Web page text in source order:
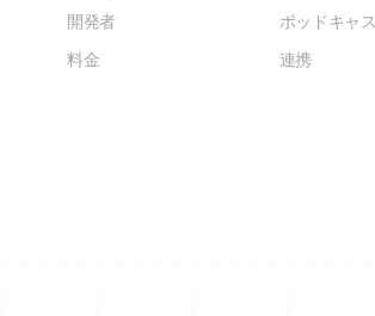
開発者
料金
ポッドキャ
連携